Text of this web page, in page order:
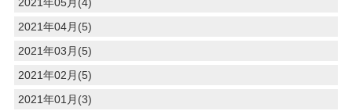
2021年04月(5)
2021年03月(5)
2021年02月(5)
2021年01月(3)